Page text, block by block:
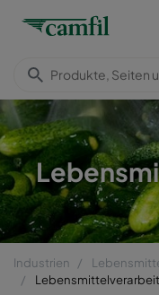
Industrien